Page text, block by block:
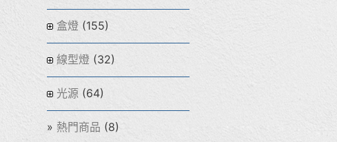
盒燈 (155)
線型燈 (32)
光源 (64)
熱門商品 (8)